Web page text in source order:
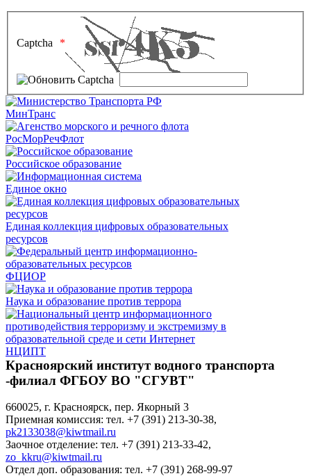
Captcha
МинТранс
РосМорРечФлот
Российское образование
Единое окно
Единая коллекция цифровых образовательных
ресурсов
ФЦИОР
Наука и образование против террора
НЦИПТ
Красноярский институт водного транспорта
-филиал ФГБОУ ВО "СГУВТ"
660025, г. Красноярск, пер. Якорный 3
Приемная комиссия: тел. +7 (391) 213-30-38,
pk2133038@kiwtmail.ru
Заочное отделение: тел. +7 (391) 213-33-42,
zo_kkru@kiwtmail.ru
Отдел доп. образования: тел. +7 (391) 268-99-97